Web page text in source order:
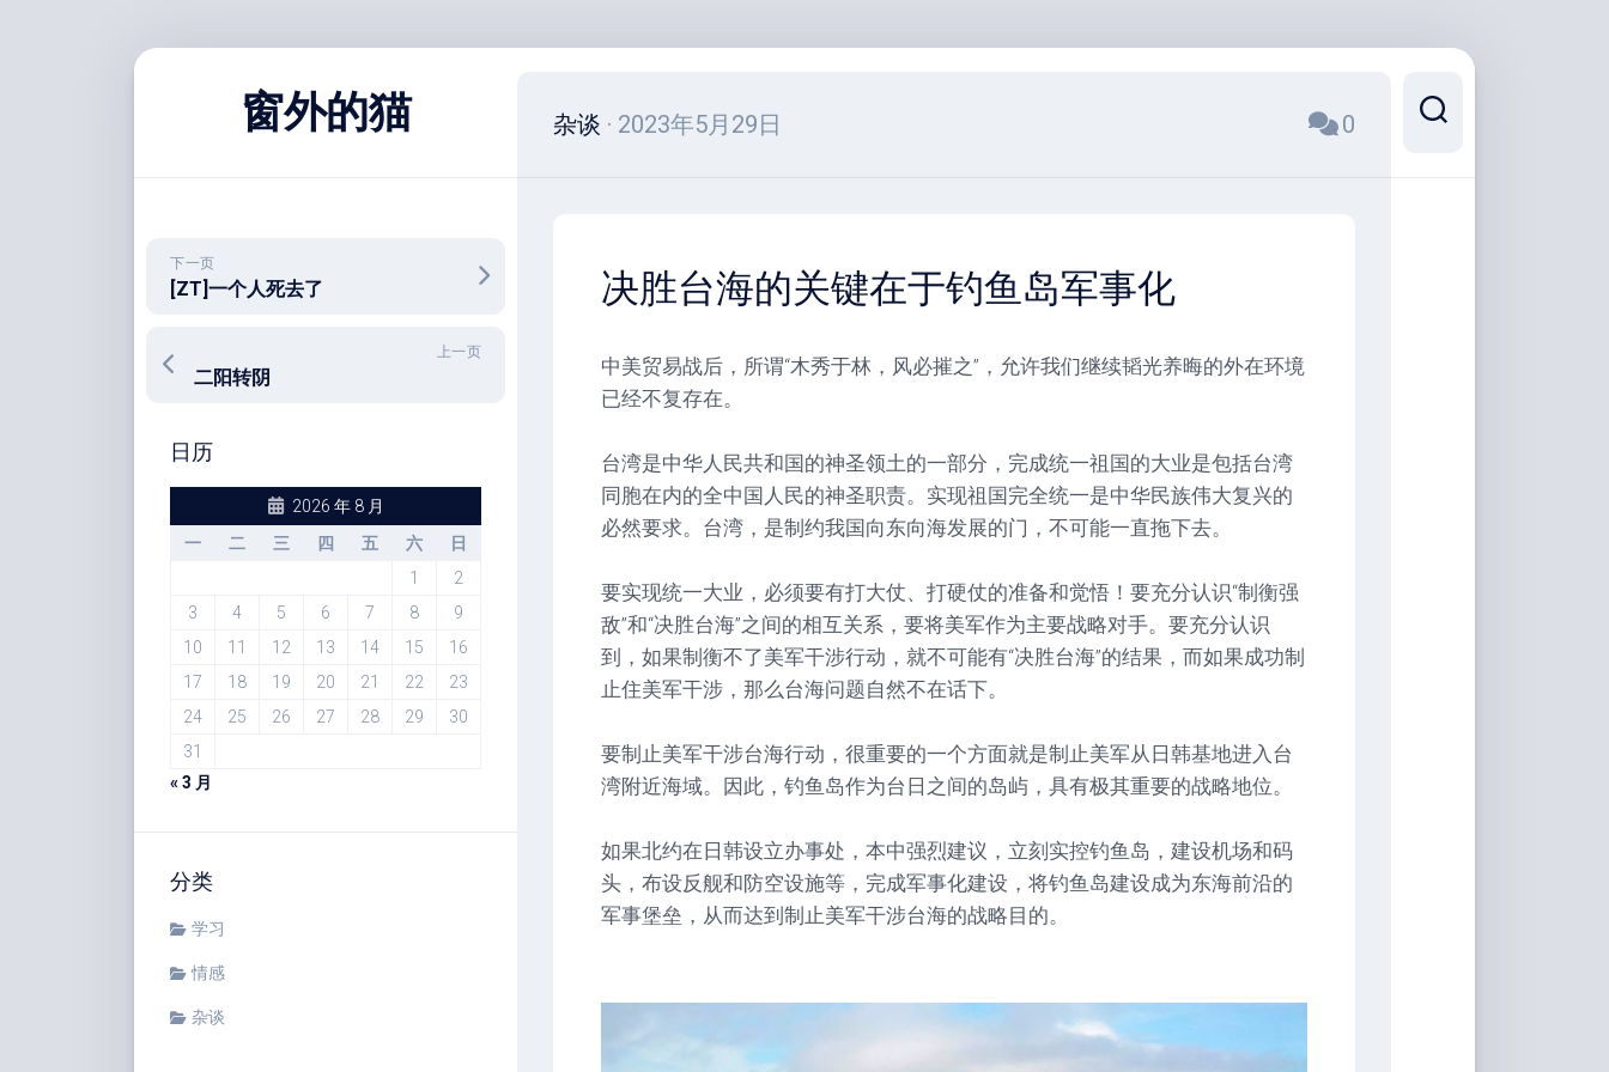
窗外的猫
下一页
[ZT]一个人死去了
上一页
二阳转阴
日历
2026 年 8 月
一
二 三 四 五 六
日
1
2
3
4 5 6 7 8
9
10
11 12 13 14 15
16
17
18 19 20 21 22
23
24
25 26 27 28 29
30
31
« 3 月
分类
学习
情感
杂谈
杂谈 · 2023年5月29日 0
决胜台海的关键在于钓鱼岛军事化
中美贸易战后，所谓“木秀于林，风必摧之”，允许我们继续韬光养晦的外在环境
已经不复存在。
台湾是中华人民共和国的神圣领土的一部分，完成统一祖国的大业是包括台湾
同胞在内的全中国人民的神圣职责。实现祖国完全统一是中华民族伟大复兴的
必然要求。台湾，是制约我国向东向海发展的门，不可能一直拖下去。
要实现统一大业，必须要有打大仗、打硬仗的准备和觉悟！要充分认识“制衡强
敌”和“决胜台海”之间的相互关系，要将美军作为主要战略对手。要充分认识
到，如果制衡不了美军干涉行动，就不可能有“决胜台海”的结果，而如果成功制
止住美军干涉，那么台海问题自然不在话下。
要制止美军干涉台海行动，很重要的一个方面就是制止美军从日韩基地进入台
湾附近海域。因此，钓鱼岛作为台日之间的岛屿，具有极其重要的战略地位。
如果北约在日韩设立办事处，本中强烈建议，立刻实控钓鱼岛，建设机场和码
头，布设反舰和防空设施等，完成军事化建设，将钓鱼岛建设成为东海前沿的
军事堡垒，从而达到制止美军干涉台海的战略目的。